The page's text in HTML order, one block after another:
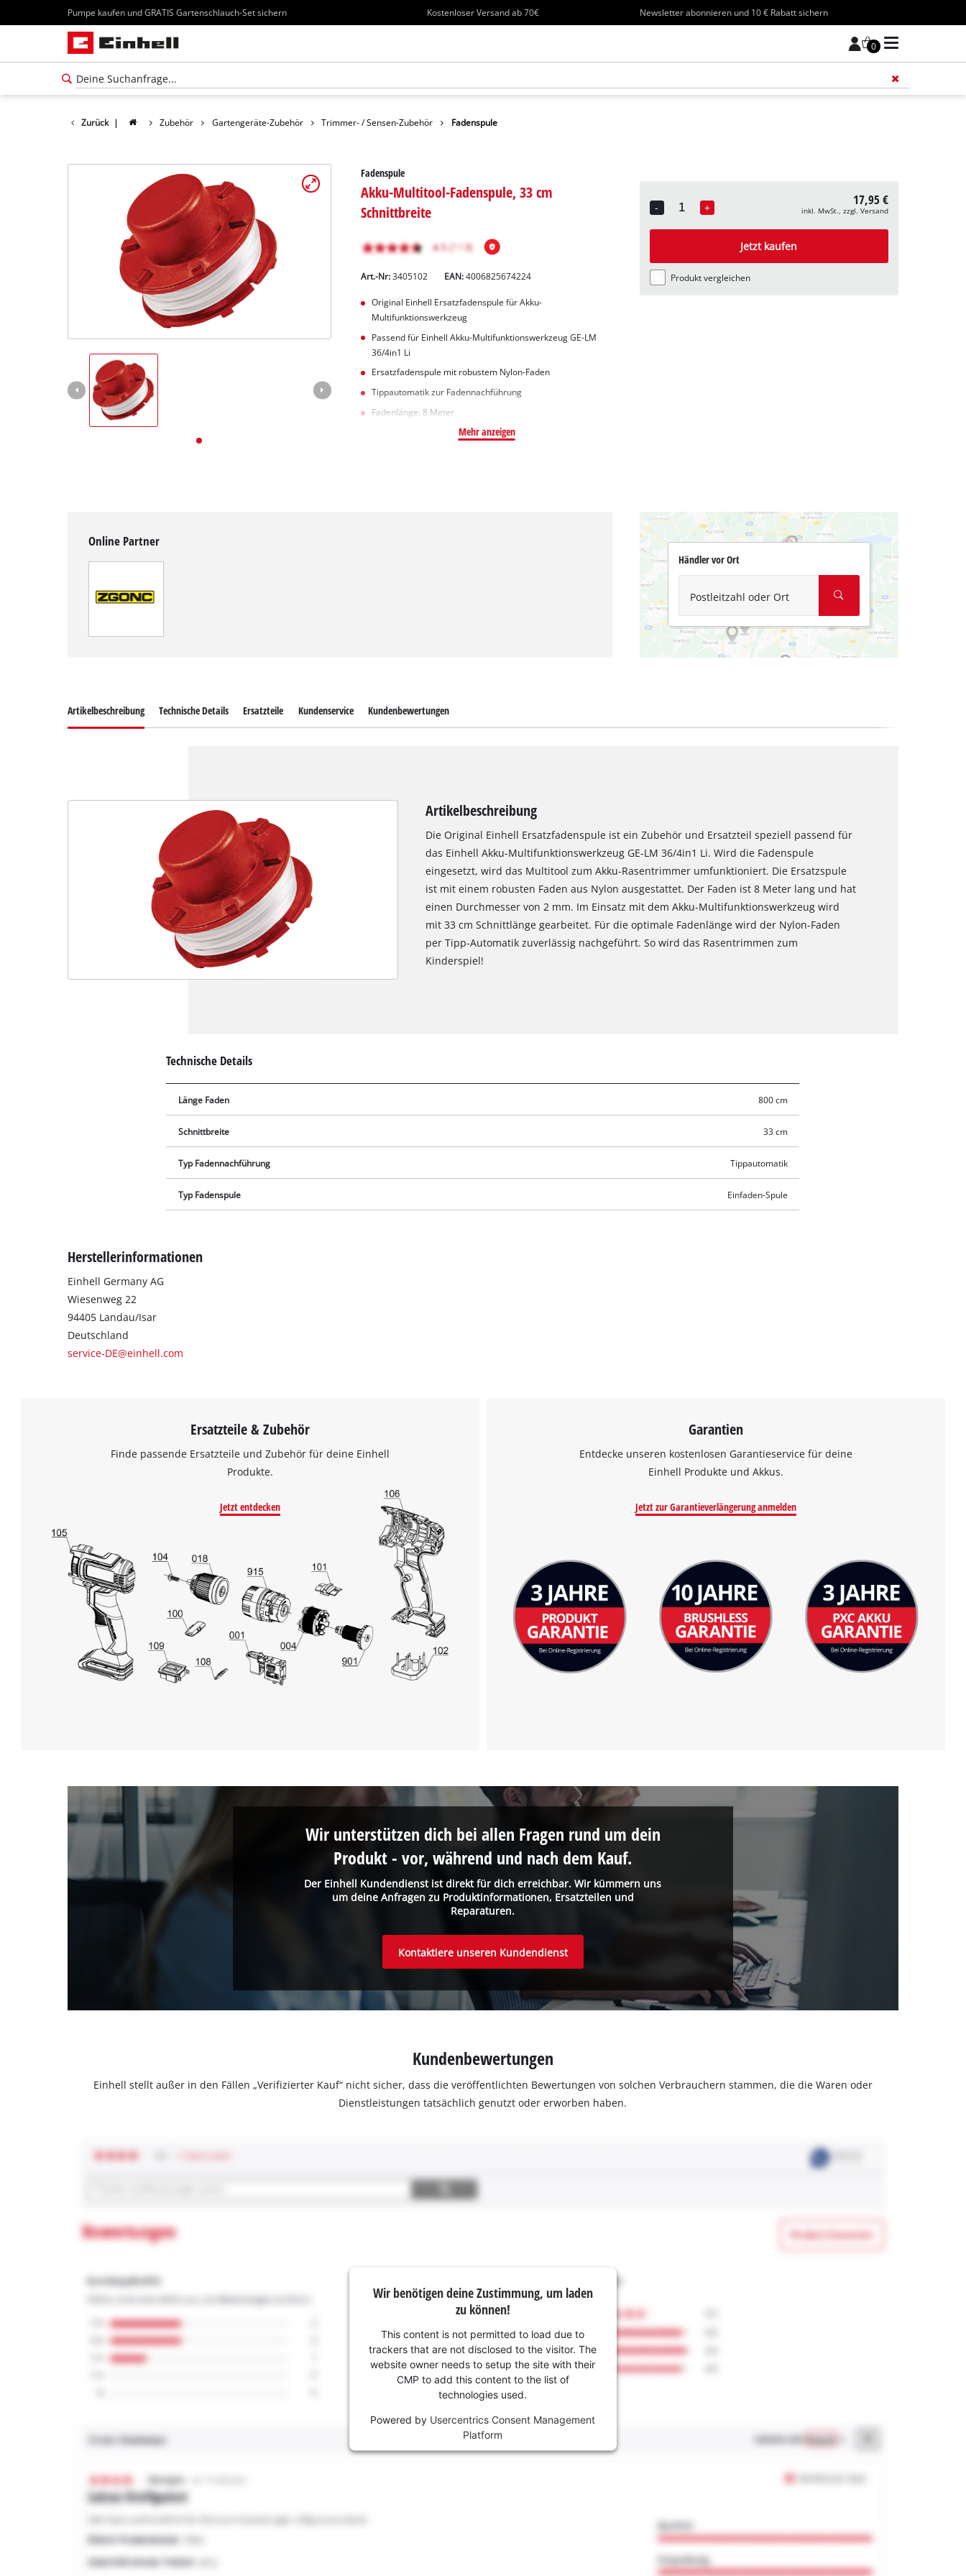
Pumpe kaufen und GRATIS Gartenschlauch-Set sichern Kostenloser Versand ab 70€ Newsletter abonnieren und 10 € Rabatt sichern
0
Zurück | Zubehör Gartengeräte-Zubehör Trimmer- / Sensen-Zubehör Fadenspule
Fadenspule
Akku-Multitool-Fadenspule, 33 cm
Schnittbreite
Art.-Nr:3405102 EAN:4006825674224
Original Einhell Ersatzfadenspule für Akku-
Multifunktionswerkzeug
Passend für Einhell Akku-Multifunktionswerkzeug GE-LM
36/4in1 Li
Ersatzfadenspule mit robustem Nylon-Faden
Tippautomatik zur Fadennachführung
Fadenlänge: 8 Meter
Mehr anzeigen
-
Quantity
+ 17,95 €
inkl. MwSt., zzgl. Versand
Jetzt kaufen
Produkt vergleichen
Online Partner
Händler vor Ort
Postleitzahl oder Ort
Wir benötigen deine Zustimmung, um
Google Maps laden zu können!
This content is not permitted to load due
to trackers that are not disclosed to the
visitor. The website owner needs to setup
the site with their CMP to add this content
to the list of technologies used.
Powered by
Usercentrics Consent
Artikelbeschreibung Technische Details Ersatzteile Kundenservice Kundenbewertungen
Artikelbeschreibung
Die Original Einhell Ersatzfadenspule ist ein Zubehör und Ersatzteil speziell passend für
das Einhell Akku-Multifunktionswerkzeug GE-LM 36/4in1 Li. Wird die Fadenspule
eingesetzt, wird das Multitool zum Akku-Rasentrimmer umfunktioniert. Die Ersatzspule
ist mit einem robusten Faden aus Nylon ausgestattet. Der Faden ist 8 Meter lang und hat
einen Durchmesser von 2 mm. Im Einsatz mit dem Akku-Multifunktionswerkzeug wird
mit 33 cm Schnittlänge gearbeitet. Für die optimale Fadenlänge wird der Nylon-Faden
per Tipp-Automatik zuverlässig nachgeführt. So wird das Rasentrimmen zum
Kinderspiel!
Technische Details
Länge Faden 800 cm
Schnittbreite 33 cm
Typ Fadennachführung Tippautomatik
Typ Fadenspule Einfaden-Spule
Herstellerinformationen
Einhell Germany AG
Wiesenweg 22
94405 Landau/Isar
Deutschland
service-DE@einhell.com
Ersatzteile & Zubehör
Finde passende Ersatzteile und Zubehör für deine Einhell
Produkte.
Jetzt entdecken
Garantien
Entdecke unseren kostenlosen Garantieservice für deine
Einhell Produkte und Akkus.
Jetzt zur Garantieverlängerung anmelden
Der Einhell Kundendienst ist direkt für dich erreichbar. Wir kümmern uns
um deine Anfragen zu Produktinformationen, Ersatzteilen und
Reparaturen.
Wir unterstützen dich bei allen Fragen rund um dein
Produkt - vor, während und nach dem Kauf.
Kontaktiere unseren Kundendienst
Kundenbewertungen
Einhell stellt außer in den Fällen „Verifizierter Kauf“ nicht sicher, dass die veröffentlichten Bewertungen von solchen Verbrauchern stammen, die die Waren oder
Dienstleistungen tatsächlich genutzt oder erworben haben.
Wir benötigen deine Zustimmung, um laden
zu können!
This content is not permitted to load due to
trackers that are not disclosed to the visitor. The
website owner needs to setup the site with their
CMP to add this content to the list of
technologies used.
Powered by Usercentrics Consent Management
Platform